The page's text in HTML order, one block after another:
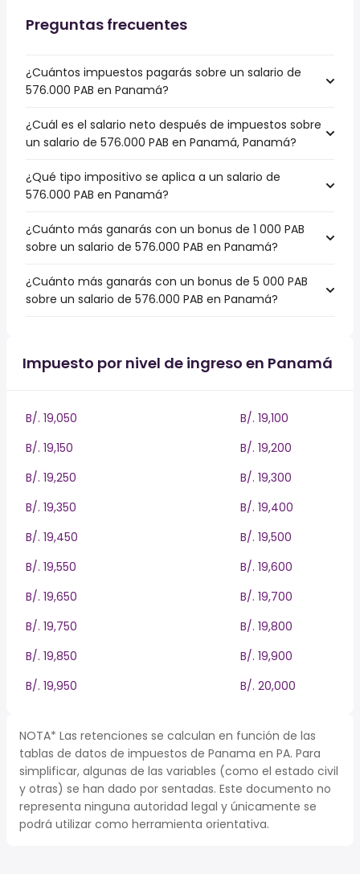
Preguntas frecuentes
¿Cuántos impuestos pagarás sobre un salario de
576.000 PAB en Panamá?
¿Cuál es el salario neto después de impuestos sobre
un salario de 576.000 PAB en Panamá, Panamá?
¿Qué tipo impositivo se aplica a un salario de
576.000 PAB en Panamá?
¿Cuánto más ganarás con un bonus de 1 000 PAB
sobre un salario de 576.000 PAB en Panamá?
¿Cuánto más ganarás con un bonus de 5 000 PAB
sobre un salario de 576.000 PAB en Panamá?
Impuesto por nivel de ingreso en Panamá
B/. 19,050
B/. 19,100
B/. 19,150
B/. 19,200
B/. 19,250
B/. 19,300
B/. 19,350
B/. 19,400
B/. 19,450
B/. 19,500
B/. 19,550
B/. 19,600
B/. 19,650
B/. 19,700
B/. 19,750
B/. 19,800
B/. 19,850
B/. 19,900
B/. 19,950
B/. 20,000
NOTA* Las retenciones se calculan en función de las
tablas de datos de impuestos de Panama en PA. Para
simplificar, algunas de las variables (como el estado civil
y otras) se han dado por sentadas. Este documento no
representa ninguna autoridad legal y únicamente se
podrá utilizar como herramienta orientativa.